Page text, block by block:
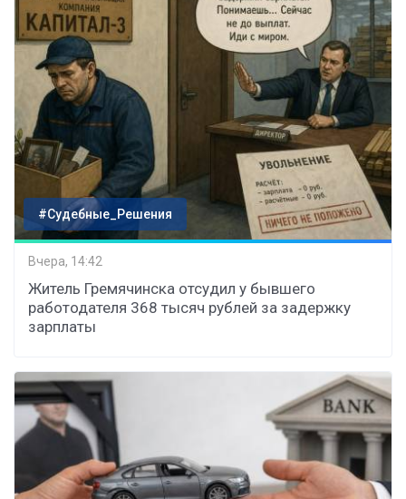
#Судебные_Решения
Вчера, 14:42
Житель Гремячинска отсудил у бывшего
работодателя 368 тысяч рублей за задержку
зарплаты